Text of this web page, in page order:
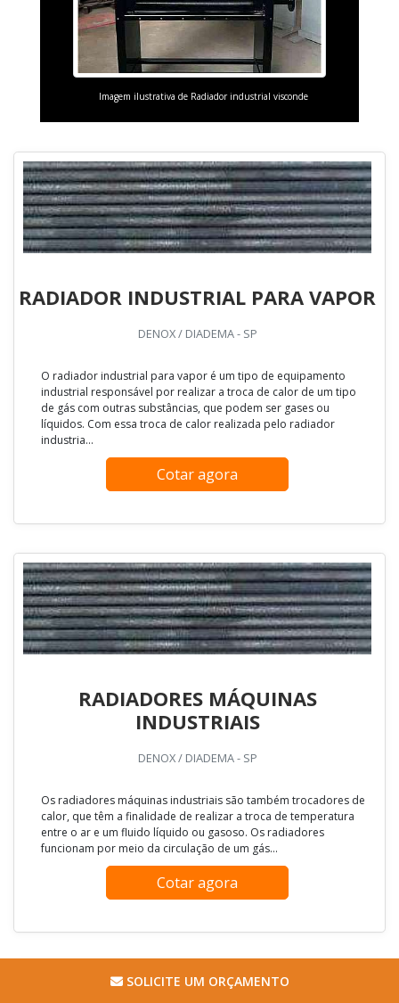
Imagem ilustrativa de Radiador industrial visconde
RADIADOR INDUSTRIAL PARA VAPOR
DENOX / DIADEMA - SP
O radiador industrial para vapor é um tipo de equipamento
industrial responsável por realizar a troca de calor de um tipo
de gás com outras substâncias, que podem ser gases ou
líquidos. Com essa troca de calor realizada pelo radiador
industria...
Cotar agora
RADIADORES MÁQUINAS
INDUSTRIAIS
DENOX / DIADEMA - SP
Os radiadores máquinas industriais são também trocadores de
calor, que têm a finalidade de realizar a troca de temperatura
entre o ar e um fluido líquido ou gasoso. Os radiadores
funcionam por meio da circulação de um gás...
Cotar agora
SOLICITE UM ORÇAMENTO